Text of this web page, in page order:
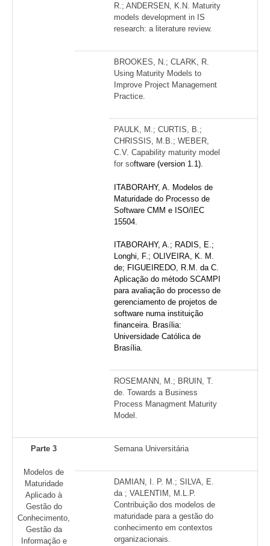
R.; ANDERSEN, K.N. Maturity
models development in IS
research: a literature review.
BROOKES, N.; CLARK, R.
Using Maturity Models to
Improve Project Management
Practice.
PAULK, M.; CURTIS, B.;
CHRISSIS, M.B.; WEBER,
C.V. Capability maturity model
for software (version 1.1).
ITABORAHY, A. Modelos de
Maturidade do Processo de
Software CMM e ISO/IEC
15504.
ITABORAHY, A.; RADIS, E.;
Longhi, F.; OLIVEIRA, K. M.
de; FIGUEIREDO, R.M. da C.
Aplicação do método SCAMPI
para avaliação do processo de
gerenciamento de projetos de
software numa instituição
financeira. Brasília:
Universidade Católica de
Brasília.
ROSEMANN, M.; BRUIN, T.
de. Towards a Business
Process Managment Maturity
Model.
Parte 3
Modelos de
Maturidade
Aplicado à
Gestão do
Conhecimento,
Gestão da
Informação e
Semana Universitária
DAMIAN, I. P. M.; SILVA, E.
da ; VALENTIM, M.L.P.
Contribuição dos modelos de
maturidade para a gestão do
conhecimento em contextos
organizacionais.